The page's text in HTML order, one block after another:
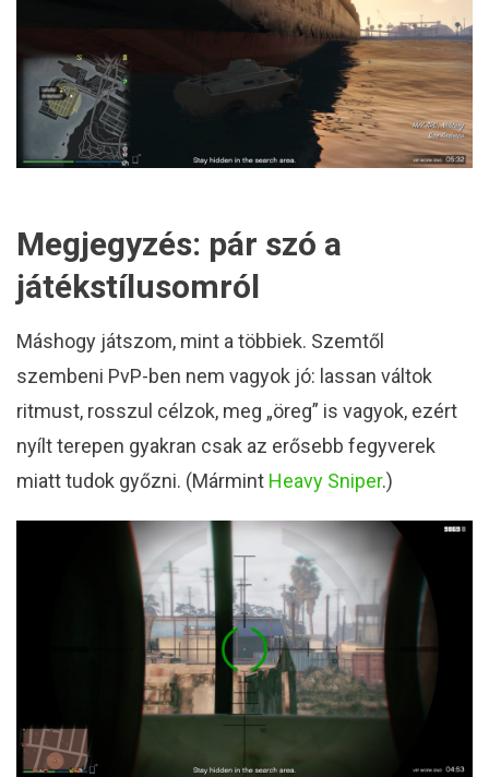
Megjegyzés: pár szó a
játékstílusomról
Máshogy játszom, mint a többiek. Szemtől
szembeni PvP-ben nem vagyok jó: lassan váltok
ritmust, rosszul célzok, meg „öreg” is vagyok, ezért
nyílt terepen gyakran csak az erősebb fegyverek
miatt tudok győzni. (Mármint Heavy Sniper.)